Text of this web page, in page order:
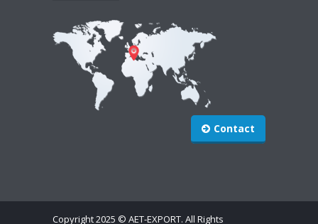
Contact
Copyright 2025 © AET-EXPORT. All Rights